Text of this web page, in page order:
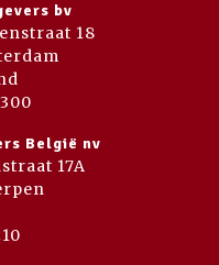
bv
18
België nv
17A